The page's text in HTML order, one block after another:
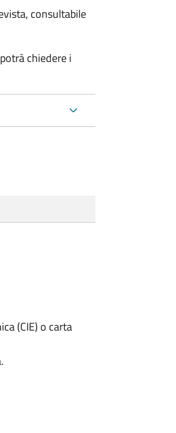
consultabile
chiedere i
(CIE) o carta